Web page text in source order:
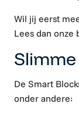
Wil jij eerst
Lees dan onze
De Smart
onder andere: